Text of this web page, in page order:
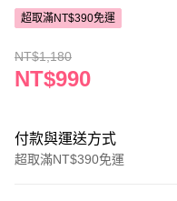
超取滿NT$390免運
NT$1,180
NT$990
付款與運送方式
超取滿NT$390免運